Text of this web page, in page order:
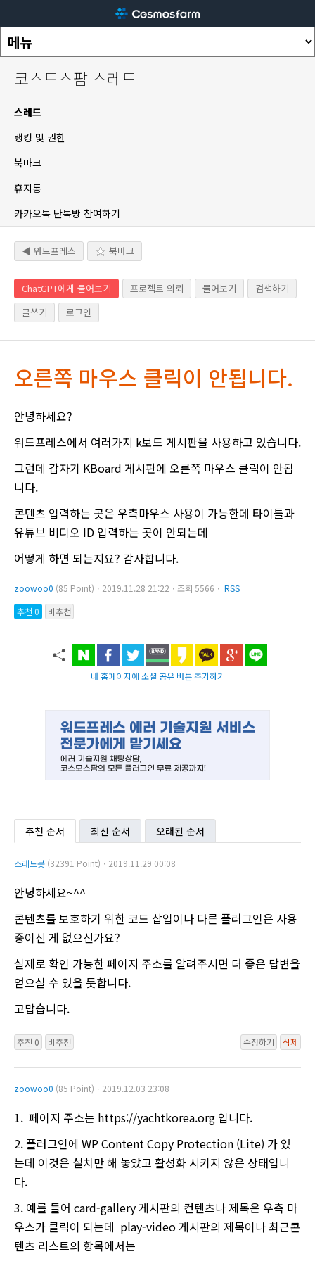
코스모스팜 스레드
스레드
랭킹 및 권한
북마크
휴지통
카카오톡 단톡방 참여하기
◀ 워드프레스 북마크
ChatGPT에게 물어보기 프로젝트 의뢰 물어보기
검색하기
글쓰기
로그인
오른쪽 마우스 클릭이 안됩니다.
안녕하세요?
워드프레스에서 여러가지 k보드 게시판을 사용하고 있습니다.
그런데 갑자기 KBoard 게시판에 오른쪽 마우스 클릭이 안됩
니다.
콘텐츠 입력하는 곳은 우측마우스 사용이 가능한데 타이틀과
유튜브 비디오 ID 입력하는 곳이 안되는데
어떻게 하면 되는지요? 감사합니다.
zoowoo0 (85 Point)ㆍ2019.11.28 21:22ㆍ조회 5566ㆍ RSS
추천 0
비추천
내 홈페이지에 소셜 공유 버튼 추가하기
추천 순서 최신 순서 오래된 순서
스레드봇 (32391 Point)ㆍ2019.11.29 00:08
안녕하세요~^^
콘텐츠를 보호하기 위한 코드 삽입이나 다른 플러그인은 사용
중이신 게 없으신가요?
실제로 확인 가능한 페이지 주소를 알려주시면 더 좋은 답변을
얻으실 수 있을 듯합니다.
고맙습니다.
추천 0 비추천 수정하기 삭제
zoowoo0 (85 Point)ㆍ2019.12.03 23:08
1. 페이지 주소는 https://yachtkorea.org 입니다.
2. 플러그인에 WP Content Copy Protection (Lite) 가 있
는데 이것은 설치만 해 놓았고 활성화 시키지 않은 상태입니
다.
3. 예를 들어 card-gallery 게시판의 컨텐츠나 제목은 우측 마
우스가 클릭이 되는데 play-video 게시판의 제목이나 최근콘
텐츠 리스트의 항목에서는